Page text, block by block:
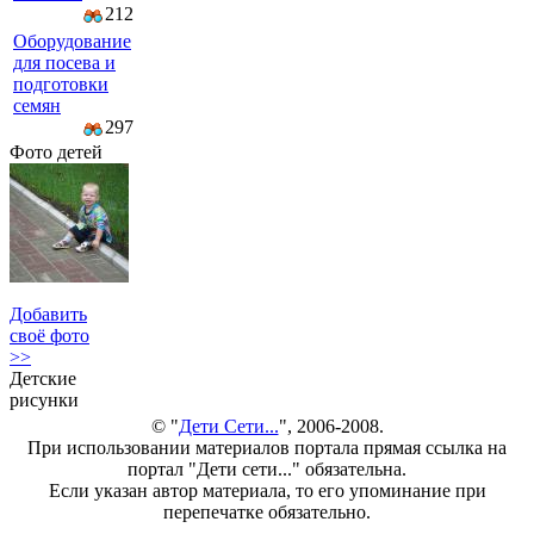
212
Оборудование
для посева и
подготовки
семян
297
Фото детей
Добавить
своё фото
>>
Детские
рисунки
© "Дети Сети...", 2006-2008.
При использовании материалов портала прямая ссылка на
портал "Дети сети..." обязательна.
Если указан автор материала, то его упоминание при
перепечатке обязательно.